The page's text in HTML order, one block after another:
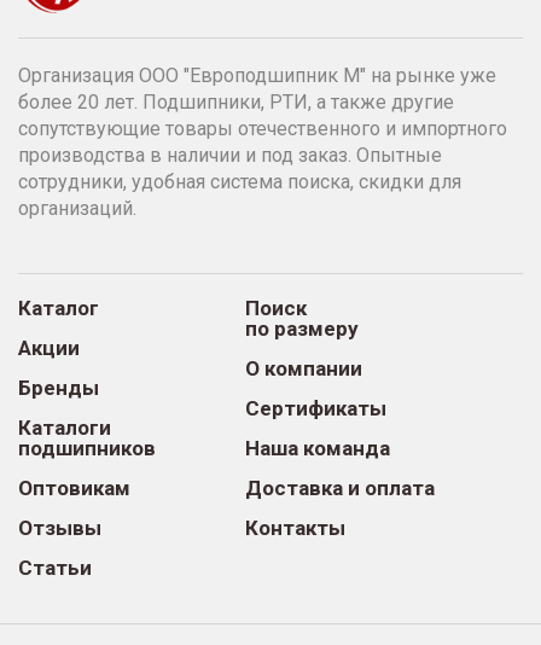
Организация ООО "Европодшипник М" на рынке уже
более 20 лет. Подшипники, РТИ, а также другие
сопутствующие товары отечественного и импортного
производства в наличии и под заказ. Опытные
сотрудники, удобная система поиска, скидки для
организаций.
Каталог
Акции
Бренды
Каталоги
подшипников
Оптовикам
Отзывы
Статьи
Поиск
по размеру
О компании
Сертификаты
Наша команда
Доставка и оплата
Контакты